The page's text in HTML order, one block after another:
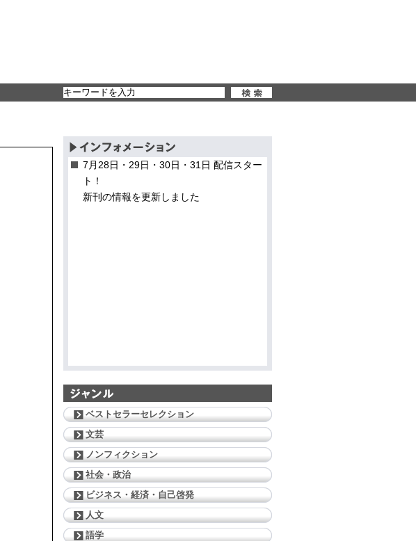
7月28日・29日・30日・31日 配信スター
ト！
新刊の情報を更新しました
ベストセラーセレクション
文芸
ノンフィクション
社会・政治
ビジネス・経済・自己啓発
人文
語学